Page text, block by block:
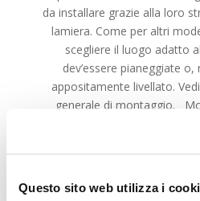
Questo sito web utilizza i
da installare grazie alla loro
lamiera. Come per altri
scegliere il luogo adatto
dev’essere pianeggiate
appositamente livellato.
generale di montaggio.
acciaio effetto legno 1.
installazione Per agevolare